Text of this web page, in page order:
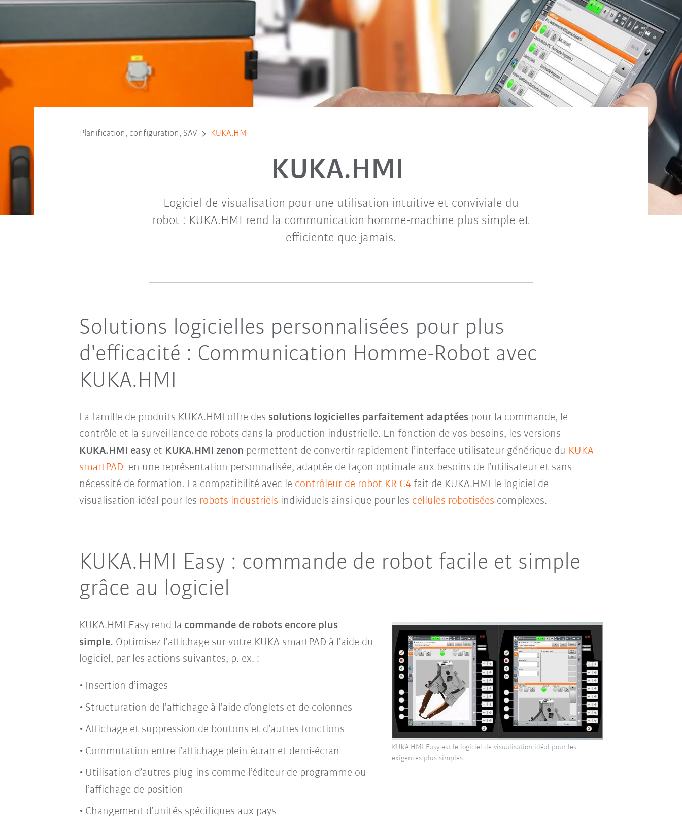
Planification, configuration, SAV KUKA.HMI
KUKA.HMI
Logiciel de visualisation pour une utilisation intuitive et conviviale du
robot : KUKA.HMI rend la communication homme-machine plus simple et
efficiente que jamais.
Solutions logicielles personnalisées pour plus
d'efficacité : Communication Homme-Robot avec
KUKA.HMI
La famille de produits KUKA.HMI offre des solutions logicielles parfaitement adaptéespour la commande, le
contrôle et la surveillance de robots dans la production industrielle. En fonction de vos besoins, les versions
KUKA.HMI easyet KUKA.HMI zenon permettent de convertir rapidement l’interface utilisateur générique du KUKA
smartPAD en une représentation personnalisée, adaptée de façon optimale aux besoins de l’utilisateur et sans
nécessité de formation. La compatibilité avec le contrôleur de robot KR C4fait de KUKA.HMI le logiciel de
visualisation idéal pour les robots industriels individuels ainsi que pour les cellules robotisées complexes.
KUKA.HMI Easy : commande de robot facile et simple
grâce au logiciel
KUKA.HMI Easy rend la commande de robots encore plus
simple. Optimisez l’affichage sur votre KUKA smartPAD à l’aide du
logiciel, par les actions suivantes, p. ex. :
Insertion d’images
Structuration de l’affichage à l’aide d’onglets et de colonnes
Affichage et suppression de boutons et d’autres fonctions
Commutation entre l’affichage plein écran et demi-écran
Utilisation d’autres plug-ins comme l’éditeur de programme ou
l’affichage de position
Changement d’unités spécifiques aux pays
KUKA.HMI Easy est le logiciel de visualisation idéal pour les
exigences plus simples.